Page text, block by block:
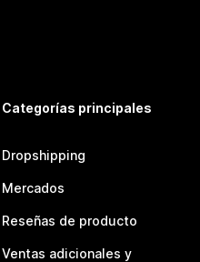
Categorías principales
Dropshipping
Mercados
Reseñas de producto
Ventas adicionales y